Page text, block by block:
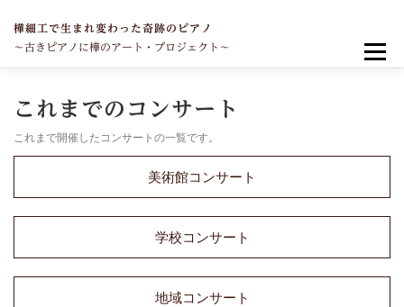
樺細工で生まれ変わった奇跡のピアノ
～古きピアノに樺のアート・プロジェクト～
メニュー
TOP 奇跡のピアノが完成するまで
これまでのコンサート ピアノと私
お問い合わせ
これまでのコンサート
これまで開催したコンサートの一覧です。
美術館コンサート
学校コンサート
地域コンサート